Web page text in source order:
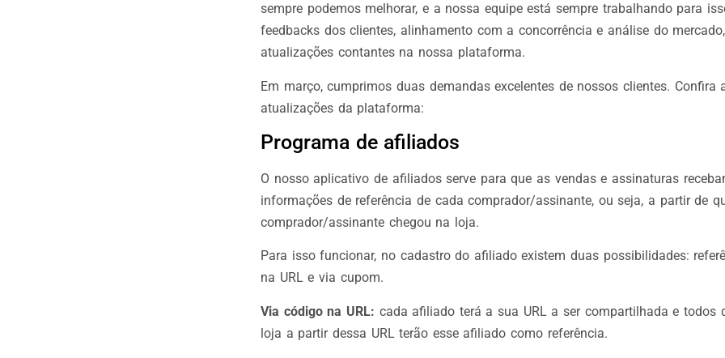
sempre podemos melhorar, e a nossa equipe está sempre trabalhando para
feedbacks dos clientes, alinhamento com a concorrência e análise do
atualizações contantes na nossa plataforma.
Em março, cumprimos duas demandas excelentes de nossos clientes. Confira
atualizações da plataforma:
Programa de afiliados
O nosso aplicativo de afiliados serve para que as vendas e assinaturas
informações de referência de cada comprador/assinante, ou seja, a partir de
comprador/assinante chegou na loja.
Para isso funcionar, no cadastro do afiliado existem duas possibilidades:
na URL e via cupom.
Via código na URL: cada afiliado terá a sua URL a ser compartilhada e todos
loja a partir dessa URL terão esse afiliado como referência.